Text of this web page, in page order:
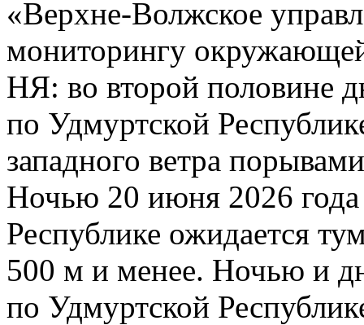
«Верхне-Волжское
мониторингу
НЯ: во второй половине
по Удмуртской
западного ветра
Ночью 20 июня 2026
Республике ожидается
500 м и менее. Ночью и
по Удмуртской